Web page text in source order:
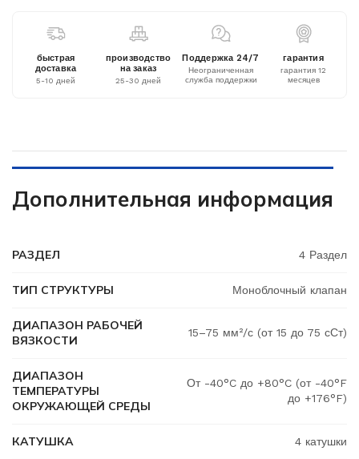
быстрая
доставка
5-10 дней
производство
на заказ
25-30 дней
Поддержка 24/7
Неограниченная
служба поддержки
гарантия
гарантия 12
месяцев
Дополнительная информация
РАЗДЕЛ 4 Раздел
ТИП СТРУКТУРЫ Моноблочный клапан
ДИАПАЗОН РАБОЧЕЙ
ВЯЗКОСТИ
15–75 мм²/с (от 15 до 75 сСт)
ДИАПАЗОН
ТЕМПЕРАТУРЫ
ОКРУЖАЮЩЕЙ СРЕДЫ
От -40°C до +80°C (от -40°F
до +176°F)
КАТУШКА 4 катушки